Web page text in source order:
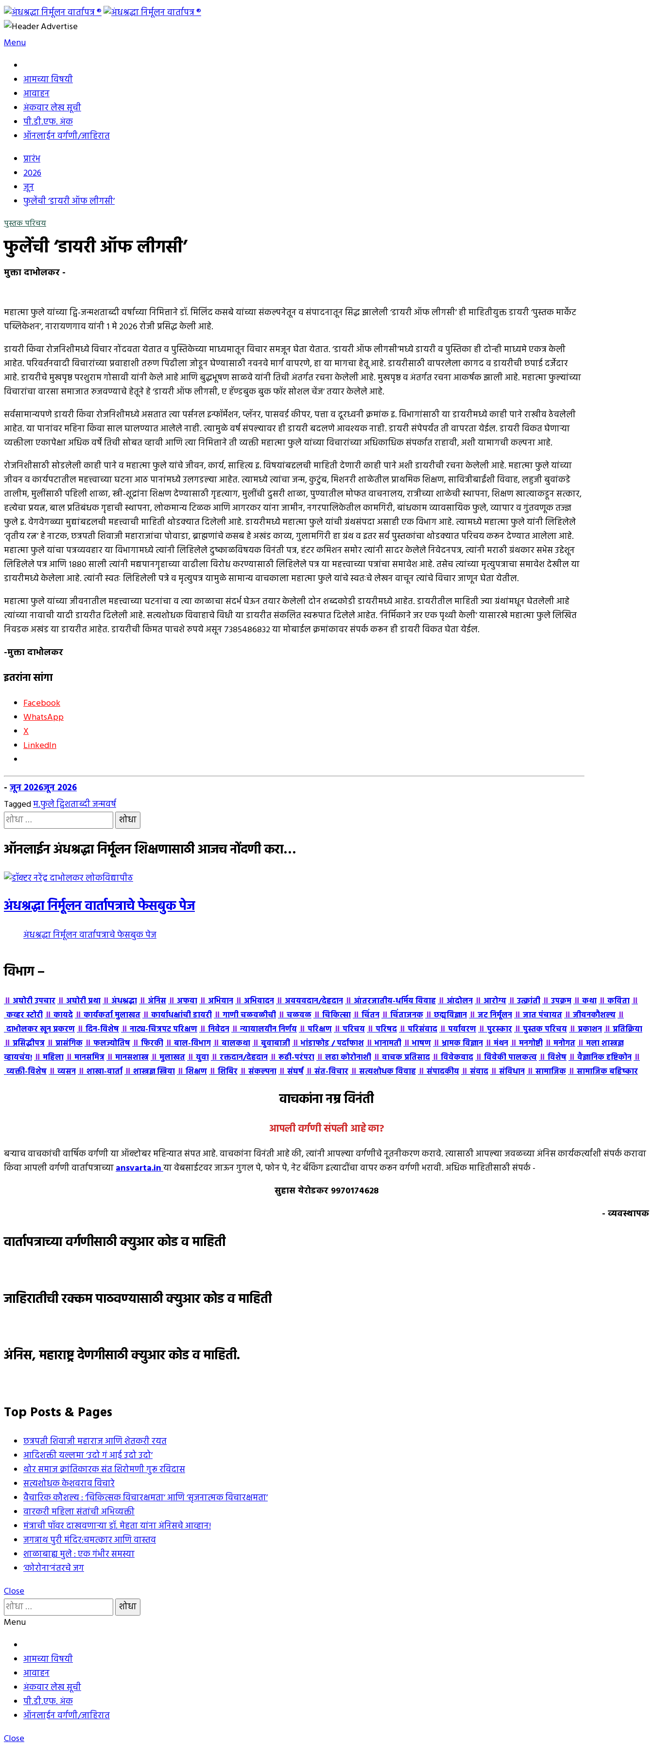
Skip
to
content
अंधश्रद्धा निर्मूलन वार्तापत्र ®
महाराष्ट्र अंधश्रद्धा निर्मूलन समिती™चे मुखपत्र
Menu
आमच्या विषयी
आवाहन
अंकवार लेख सूची
पी.डी.एफ. अंक
ऑनलाईन वर्गणी/जाहिरात
प्रारंभ
2026
जून
फुलेंची ‘डायरी ऑफ लीगसी’
पुस्तक परिचय
फुलेंची ‘डायरी ऑफ लीगसी’
मुक्ता दाभोलकर -
महात्मा फुले यांच्या द्वि-जन्मशताब्दी वर्षाच्या निमित्ताने डॉ. मिलिंद कसबे यांच्या संकल्पनेतून व संपादनातून सिद्ध झालेली ‘डायरी ऑफ लीगसी’ ही माहितीयुक्त डायरी ‘पुस्तक मार्केट
पब्लिकेशन’, नारायणगाव यांनी १ मे २०२६ रोजी प्रसिद्ध केली आहे.
डायरी किंवा रोजनिशीमध्ये विचार नोंदवता येतात व पुस्तिकेच्या माध्यमातून विचार समजून घेता येतात. ‘डायरी ऑफ लीगसी’मध्ये डायरी व पुस्तिका ही दोन्ही माध्यमे एकत्र केली
आहेत. परिवर्तनवादी विचारांच्या प्रवाहाशी तरुण पिढीला जोडून घेण्यासाठी नवनवे मार्ग वापरणे, हा या मागचा हेतू आहे. डायरीसाठी वापरलेला कागद व डायरीची छपाई दर्जेदार
आहे. डायरीचे मुखपृष्ठ परशुराम गोसावी यांनी केले आहे आणि बुद्धभूषण साळवे यांनी तिची अंतर्गत रचना केलेली आहे. मुखपृष्ठ व अंतर्गत रचना आकर्षक झाली आहे. महात्मा फुल्यांच्या
विचारांचा वारसा समाजात रुजवण्याचे हेतूने हे ‘डायरी ऑफ लीगसी, ए हॅण्डबुक बुक फॉर सोशल चेंज’ तयार केलेले आहे.
सर्वसामान्यपणे डायरी किंवा रोजनिशीमध्ये असतात त्या पर्सनल इन्फॉर्मेशन, प्लॅनर, पासवर्ड कीपर, पत्ता व दूरध्वनी क्रमांक इ. विभागांसाठी या डायरीमध्ये काही पाने राखीव ठेवलेली
आहेत. या पानांवर महिना किंवा साल घालण्यात आलेले नाही. त्यामुळे वर्ष संपल्यावर ही डायरी बदलणे आवश्यक नाही. डायरी संपेपर्यंत ती वापरता येईल. डायरी विकत घेणार्‍या
व्यक्तीला एकापेक्षा अधिक वर्षे तिची सोबत व्हावी आणि त्या निमित्ताने ती व्यक्ती महात्मा फुले यांच्या विचारांच्या अधिकाधिक संपर्कात राहावी, अशी यामागची कल्पना आहे.
रोजनिशीसाठी सोडलेली काही पाने व महात्मा फुले यांचे जीवन, कार्य, साहित्य इ. विषयांबद्दलची माहिती देणारी काही पाने अशी डायरीची रचना केलेली आहे. महात्मा फुले यांच्या
जीवन व कार्यपटातील महत्त्वाच्या घटना आठ पानांमध्ये उलगडल्या आहेत. त्यामध्ये त्यांचा जन्म, कुटुंब, मिशनरी शाळेतील प्राथमिक शिक्षण, सावित्रीबाईंशी विवाह, लहुजी बुवांकडे
तालीम, मुलींसाठी पहिली शाळा, स्त्री-शूद्रांना शिक्षण देण्यासाठी गृहत्याग, मुलींची दुसरी शाळा, पुण्यातील मोफत वाचनालय, रात्रीच्या शाळेची स्थापना, शिक्षण खात्याकडून सत्कार,
हत्येचा प्रयत्न, बाल प्रतिबंधक गृहाची स्थापना, लोकमान्य टिळक आणि आगरकर यांना जामीन, नगरपालिकेतील कामगिरी, बांधकाम व्यावसायिक फुले, व्यापार व गुंतवणूक तज्ज्ञ
फुले इ. वेगवेगळ्या मुद्यांबद्दलची महत्त्वाची माहिती थोडक्यात दिलेली आहे. डायरीमध्ये महात्मा फुले यांची ग्रंथसंपदा असाही एक विभाग आहे. त्यामध्ये महात्मा फुले यांनी लिहिलेले
‘तृतीय रत्न’ हे नाटक, छत्रपती शिवाजी महाराजांचा पोवाडा, ब्राह्मणांचे कसब हे अखंड काव्य, गुलामगिरी हा ग्रंथ व इतर सर्व पुस्तकांचा थोडक्यात परिचय करून देण्यात आलेला आहे.
महात्मा फुले यांचा पत्रव्यवहार या विभागामध्ये त्यांनी लिहिलेले दुष्काळविषयक विनंती पत्र, हंटर कमिशन समोर त्यांनी सादर केलेले निवेदनपत्र, त्यांनी मराठी ग्रंथकार सभेस उद्देशून
लिहिलेले पत्र आणि १८८० साली त्यांनी मद्यपानगृहाच्या वाढीला विरोध करण्यासाठी लिहिलेले पत्र या महत्त्वाच्या पत्रांचा समावेश आहे. तसेच त्यांच्या मृत्युपत्राचा समावेश देखील या
डायरीमध्ये केलेला आहे. त्यांनी स्वतः लिहिलेली पत्रे व मृत्युपत्र यामुळे सामान्य वाचकाला महात्मा फुले यांचे स्वतःचे लेखन वाचून त्यांचे विचार जाणून घेता येतील.
महात्मा फुले यांच्या जीवनातील महत्त्वाच्या घटनांचा व त्या काळाचा संदर्भ घेऊन तयार केलेली दोन शब्दकोडी डायरीमध्ये आहेत. डायरीतील माहिती ज्या ग्रंथांमधून घेतलेली आहे
त्यांच्या नावाची यादी डायरीत दिलेली आहे. सत्यशोधक विवाहाचे विधी या डायरीत संकलित स्वरूपात दिलेले आहेत. ‘निर्मिकाने जर एक पृथ्वी केली’ यासारखे महात्मा फुले लिखित
निवडक अखंड या डायरीत आहेत. डायरीची किंमत पाचशे रुपये असून ७३८५४८६८३२ या मोबाईल क्रमांकावर संपर्क करून ही डायरी विकत घेता येईल.
-मुक्ता दाभोलकर
इतरांना सांगा
Facebook
WhatsApp
X
LinkedIn
- जून 2026जून 2026
Taggedम.फुले द्विशताब्दी जन्मवर्ष
यांचा
शोध
घ्या
ऑनलाईन अंधश्रद्धा निर्मूलन शिक्षणासाठी आजच नोंदणी करा…
अंधश्रद्धा निर्मूलन वार्तापत्राचे फेसबुक पेज
अंधश्रद्धा निर्मूलन वार्तापत्राचे फेसबुक पेज
विभाग –
॥अघोरी उपचार॥अघोरी प्रथा॥अंधश्रद्धा॥अंंनिस॥अफवा॥अभियान॥अभिवादन॥अवयवदान/देहदान॥आंतरजातीय-धर्मिय विवाह॥आंदोलन॥आरोग्य॥उत्क्रांती॥उपक्रम॥कथा॥कविता॥
कव्हर स्टोरी॥कायदे॥कार्यकर्ता मुलाखत॥कार्याधक्षांची डायरी॥गाणी चळवळीची॥चळवळ॥चिकित्सा॥चिंतन॥चिंताजनक॥छद्मविज्ञान॥जट निर्मूलन॥जात पंचायत॥जीवनकौशल्य॥
दाभोलकर खून प्रकरण॥दिन-विशेष॥नाट्य-चित्रपट परिक्षण॥निवेदन॥न्यायालयीन निर्णय॥परिक्षण॥परिचय॥परिषद॥परिसंवाद॥पर्यावरण॥पुरस्कार॥पुस्तक परिचय॥प्रकाशन॥प्रतिक्रिया
॥प्रसिद्धीपत्र॥प्रासंगिक॥फलज्योतिष॥फिरकी॥बाल-विभाग॥बालकथा॥बुवाबाजी॥भांडाफोड / पर्दाफाश॥भानामती॥भाषण॥भ्रामक विज्ञान॥मंथन॥मनगोष्टी॥मनोगत॥मला शास्त्रज्ञ
व्हायचंय!॥महिला॥मानसमित्र॥मानसशास्त्र॥मुलाखत॥युवा॥रक्तदान/देहदान॥रूढी-परंपरा॥लढा कोरोनाशी॥वाचक प्रतिसाद॥विवेकवाद॥विवेकी पालकत्व॥विशेष॥वैज्ञानिक दृष्टिकोन॥
व्यक्ती-विशेष॥व्यसन॥शाखा-वार्ता॥शास्त्रज्ञ स्त्रिया॥शिक्षण॥शिबिर॥संकल्पना॥संघर्ष॥संत-विचार॥सत्यशोधक विवाह॥संपादकीय॥संवाद॥संविधान॥सामाजिक॥सामाजिक बहिष्कार
वाचकांना नम्र विनंती
आपली वर्गणी संपली आहेका?
बर्‍याच वाचकांची वार्षिक वर्गणी या ऑक्टोबर महिन्यात संपत आहे. वाचकांना विनंती आहे की, त्यांनी आपल्या वर्गणीचे नूतनीकरण करावे. त्यासाठी आपल्या जवळच्या अंनिस कार्यकर्त्यांशी संपर्क करावा
किंवा आपली वर्गणी वार्तापत्राच्याansvarta.inया वेबसाईटवर जाऊन गुगल पे, फोन पे, नेट बँकिंग इत्यादींचा वापर करून वर्गणी भरावी. अधिक माहितीसाठी संपर्क -
सुहास येरोडकर 9970174628
- व्यवस्थापक
वार्तापत्राच्या वर्गणीसाठी क्युआर कोड व माहिती
जाहिरातीची रक्कम पाठवण्यासाठी क्युआर कोड व माहिती
अंनिस, महाराष्ट्र देणगीसाठी क्युआर कोड व माहिती.
Top Posts & Pages
छत्रपती शिवाजी महाराज आणि शेतकरी रयत
आदिशक्ती यल्लमा ‘उदो गं आई उदो उदो’
थोर समाज क्रांतिकारक संत शिरोमणी गुरू रविदास
सत्यशोधक केशवराव विचारे
वैचारिक कौशल्य : ‘चिकित्सक विचारक्षमता’ आणि ‘सृजनात्मक विचारक्षमता’
वारकरी महिला संतांची अभिव्यक्ती
मंत्राची पॉवर दाखवणार्‍या डॉ. मेहता यांना अंनिसचे आव्हान!
जगन्नाथ पुरी मंदिर:चमत्कार आणि वास्तव
शाळाबाह्य मुले : एक गंभीर समस्या
‘कोरोना’नंतरचे जग
Close
यांचा
शोध
Menu
आमच्या विषयी
आवाहन
अंकवार लेख सूची
पी.डी.एफ. अंक
ऑनलाईन वर्गणी/जाहिरात
Close